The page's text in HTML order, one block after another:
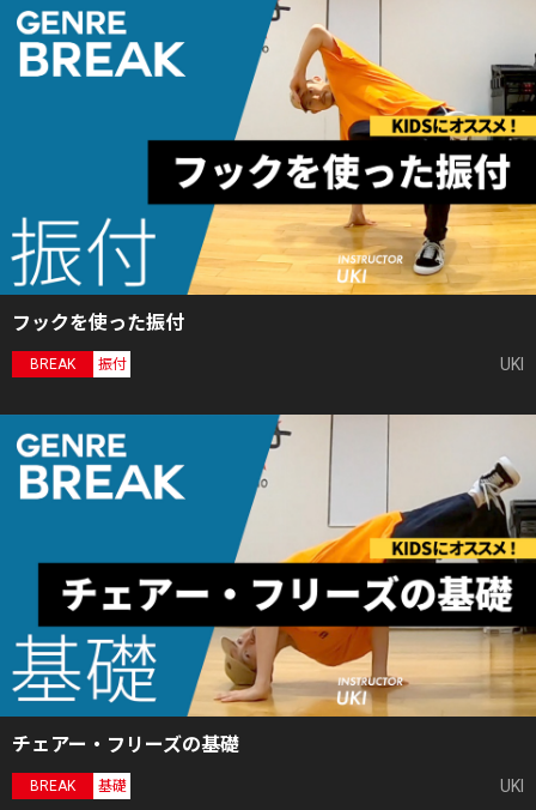
フックを使った振付
BREAK 振付 UKI
チェアー・フリーズの基礎
BREAK 基礎 UKI